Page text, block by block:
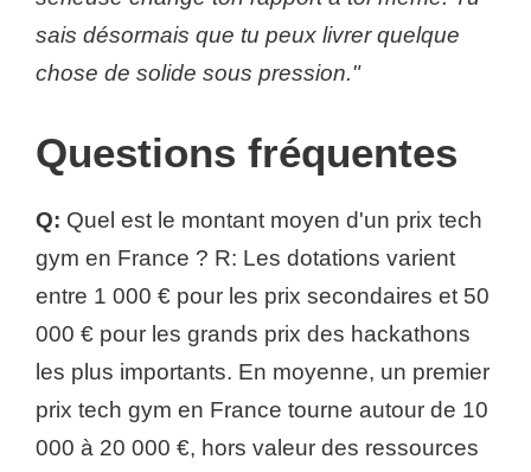
sais désormais que tu peux livrer quelque
chose de solide sous pression."
Questions fréquentes
Q: Quel est le montant moyen d'un prix tech
gym en France ? R: Les dotations varient
entre 1 000 € pour les prix secondaires et 50
000 € pour les grands prix des hackathons
les plus importants. En moyenne, un premier
prix tech gym en France tourne autour de 10
000 à 20 000 €, hors valeur des ressources